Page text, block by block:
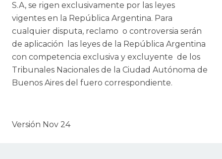
S.A, se rigen exclusivamente por las leyes
vigentes en la República Argentina. Para
cualquier disputa, reclamo o controversia serán
de aplicación las leyes de la República Argentina
con competencia exclusiva y excluyente de los
Tribunales Nacionales de la Ciudad Autónoma de
Buenos Aires del fuero correspondiente.
Versión Nov 24